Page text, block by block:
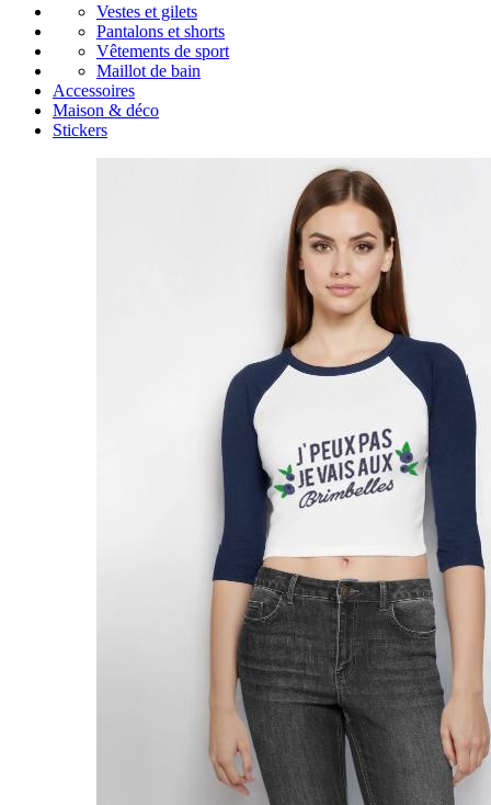
Vestes et gilets
Pantalons et shorts
Vêtements de sport
Maillot de bain
Accessoires
Maison & déco
Stickers